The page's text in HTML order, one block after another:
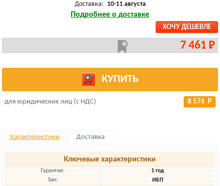
Доставка: 10-11 августа
Подробнее о доставке
ХОЧУ ДЕШЕВЛЕ
7 461 Р
КУПИТЬ
для юридических лиц (с НДС) 8 576 Р
Характеристики Доставка
Ключевые характеристики
Гарантия:
1 год
Тип:
ИБП